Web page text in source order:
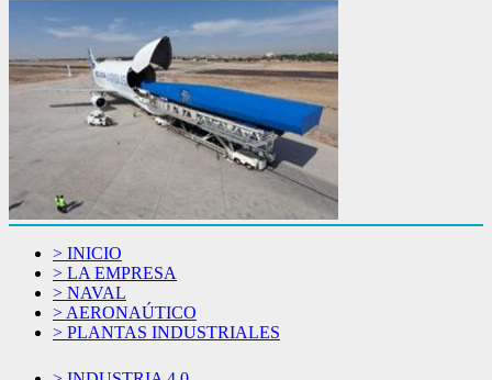
> INICIO
> LA EMPRESA
> NAVAL
> AERONAÚTICO
> PLANTAS INDUSTRIALES